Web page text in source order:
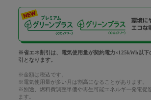
※省エネ割引は、電気使用量が契約電力×125kWh以下
引となります。
※金額は税込です。
※電気使用量が多い月は割高になることがあります。
※別途、燃料費調整単価や再生可能エネルギー発電促
ます。